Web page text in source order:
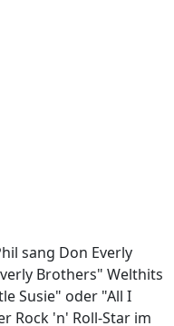
sang Don Everly
Brothers" Welthits
Susie" oder "All I
Rock 'n' Roll-Star im